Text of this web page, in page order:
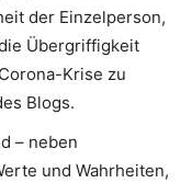
der Einzelperson,
Übergriffigkeit
Krise zu
Blogs.
– neben
und Wahrheiten,